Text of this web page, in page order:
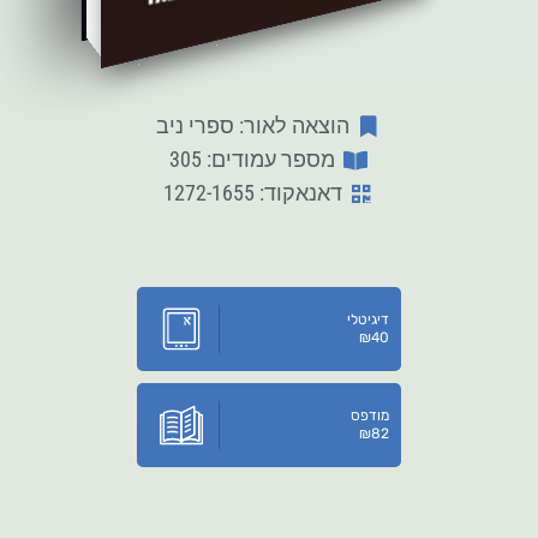
הוצאה לאור: ספרי ניב
מספר עמודים: 305
דאנאקוד: 1272-1655
דיגיטלי
₪40
מודפס
₪82